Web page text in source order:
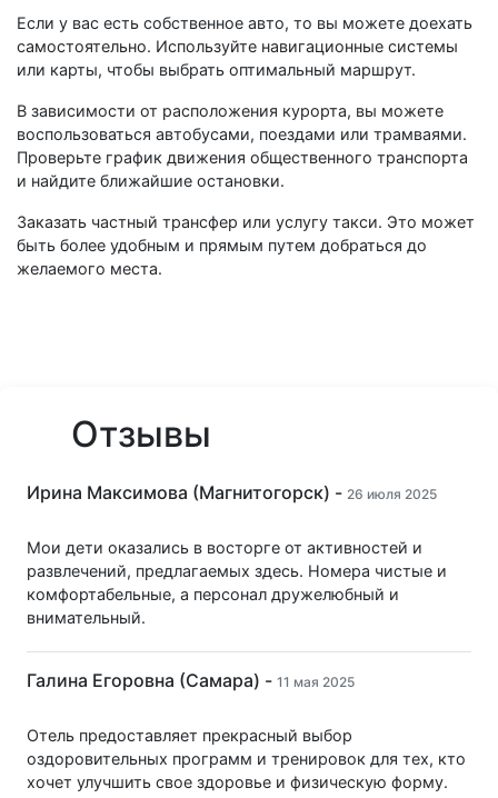
Если у вас есть собственное авто, то вы можете доехать
самостоятельно. Используйте навигационные системы
или карты, чтобы выбрать оптимальный маршрут.
В зависимости от расположения курорта, вы можете
воспользоваться автобусами, поездами или трамваями.
Проверьте график движения общественного транспорта
и найдите ближайшие остановки.
Заказать частный трансфер или услугу такси. Это может
быть более удобным и прямым путем добраться до
желаемого места.
Отзывы
Ирина Максимова (Магнитогорск) - 26 июля 2025
Мои дети оказались в восторге от активностей и
развлечений, предлагаемых здесь. Номера чистые и
комфортабельные, а персонал дружелюбный и
внимательный.
Галина Егоровна (Самара) - 11 мая 2025
Отель предоставляет прекрасный выбор
оздоровительных программ и тренировок для тех, кто
хочет улучшить свое здоровье и физическую форму.